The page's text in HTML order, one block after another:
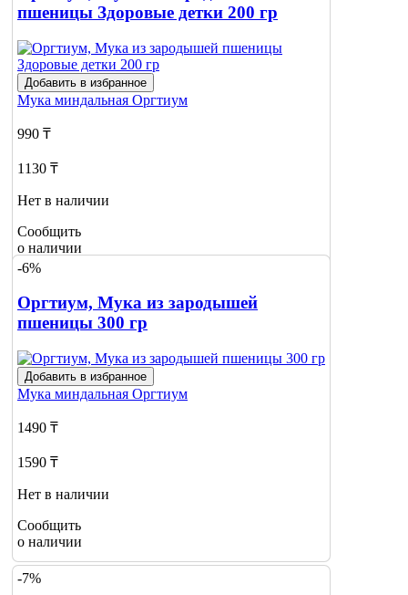
пшеницы Здоровые детки 200 гр
Добавить в избранное
Мука миндальная Оргтиум
990 ₸
1130 ₸
Нет в наличии
Сообщить
о наличии
-6%
Оргтиум, Мука из зародышей
пшеницы 300 гр
Добавить в избранное
Мука миндальная Оргтиум
1490 ₸
1590 ₸
Нет в наличии
Сообщить
о наличии
-7%